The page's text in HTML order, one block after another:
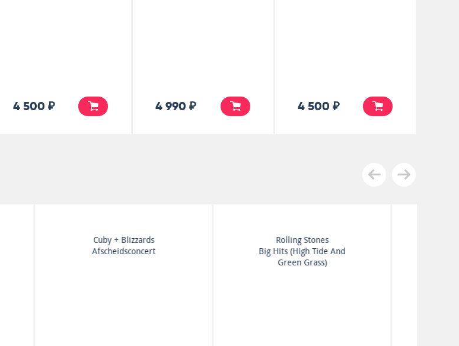
4 500 ₽ 4 990 ₽ 4 500 ₽
Rolling Stones
Big Hits (High Tide And
Rolling Stones
Let It Bleed